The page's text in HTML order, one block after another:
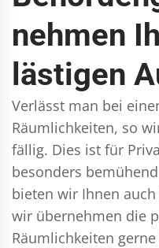
nehmen
lästigen
Verlässt man bei
Räumlichkeiten, so
fällig. Dies ist für
besonders
bieten wir Ihnen
wir übernehmen die
Räumlichkeiten